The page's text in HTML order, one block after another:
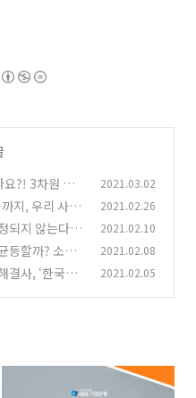
요?! 3차원 가
2021.03.02
지, 우리 사회
(1)
2021.02.26
되지 않는다?!
2021.02.10
등할까? 소득
(0)
2021.02.08
결사, ‘한국소
2021.02.05